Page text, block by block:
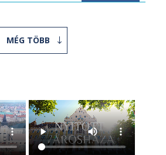
MÉG TÖBB